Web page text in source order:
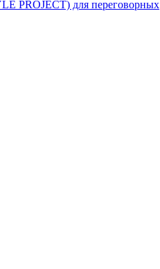
для переговорных